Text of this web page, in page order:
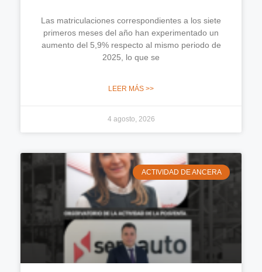
Las matriculaciones correspondientes a los siete
primeros meses del año han experimentado un
aumento del 5,9% respecto al mismo periodo de
2025, lo que se
LEER MÁS >>
4 agosto, 2026
ACTIVIDAD DE ANCERA